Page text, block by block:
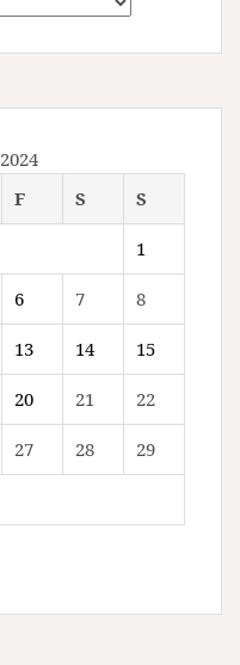
F S S
1
6 7 8
13 14 15
20 21 22
27 28 29